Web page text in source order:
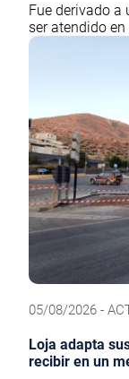
Fue derivado a
ser atendido
05/08/2026 -
Loja adapta
recibir en un